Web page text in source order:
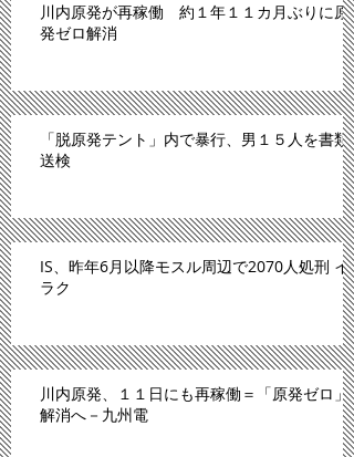
川内原発が再稼働 約１年１１カ月ぶりに原
発ゼロ解消
「脱原発テント」内で暴行、男１５人を書類
送検
IS、昨年6月以降モスル周辺で2070人処刑 イ
ラク
川内原発、１１日にも再稼働＝「原発ゼロ」
解消へ－九州電